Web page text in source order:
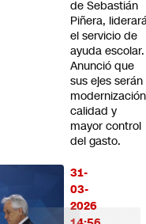
de Sebastián
Piñera,
el servicio de
ayuda escolar.
Anunció que
sus ejes serán
calidad y
mayor control
del gasto.
31-
03-
2026